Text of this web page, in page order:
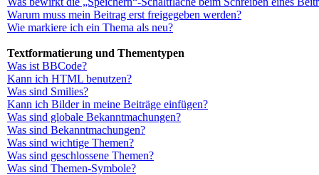
Warum muss mein Beitrag erst freigegeben werden?
Wie markiere ich ein Thema als neu?
Textformatierung und Thementypen
Was ist BBCode?
Kann ich HTML benutzen?
Was sind Smilies?
Kann ich Bilder in meine Beiträge einfügen?
Was sind globale Bekanntmachungen?
Was sind Bekanntmachungen?
Was sind wichtige Themen?
Was sind geschlossene Themen?
Was sind Themen-Symbole?